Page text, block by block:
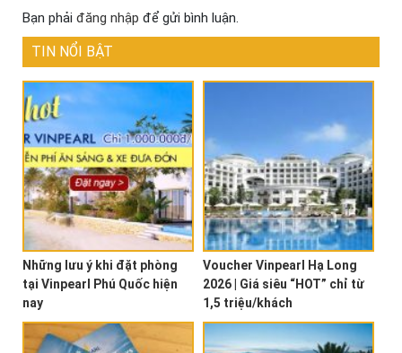
Bạn phải đăng nhập để gửi bình luận.
TIN NỔI BẬT
Những lưu ý khi đặt phòng
tại Vinpearl Phú Quốc hiện
nay
Voucher Vinpearl Hạ Long
2026 | Giá siêu “HOT” chỉ từ
1,5 triệu/khách